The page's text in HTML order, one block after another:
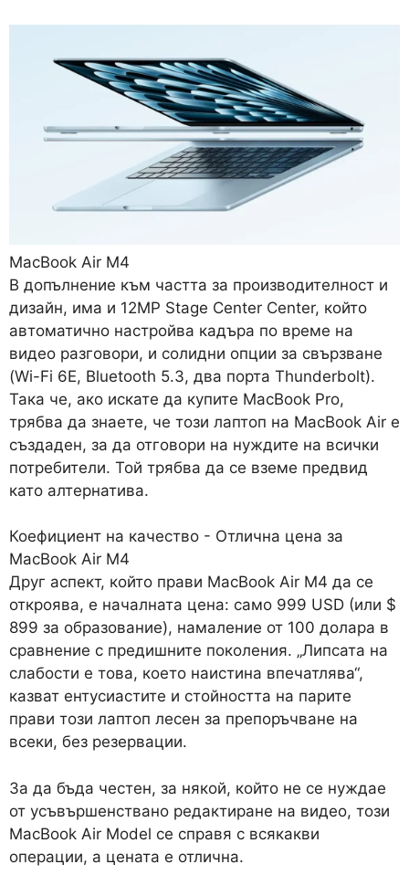
MacBook Air M4
В допълнение към частта за производителност и
дизайн, има и 12MP Stage Center Center, който
автоматично настройва кадъра по време на
видео разговори, и солидни опции за свързване
(Wi-Fi 6E, Bluetooth 5.3, два порта Thunderbolt).
Така че, ако искате да купите MacBook Pro,
трябва да знаете, че този лаптоп на MacBook Air е
създаден, за да отговори на нуждите на всички
потребители. Той трябва да се вземе предвид
като алтернатива.
Коефициент на качество - Отлична цена за
MacBook Air M4
Друг аспект, който прави MacBook Air M4 да се
откроява, е началната цена: само 999 USD (или $
899 за образование), намаление от 100 долара в
сравнение с предишните поколения. „Липсата на
слабости е това, което наистина впечатлява“,
казват ентусиастите и стойността на парите
прави този лаптоп лесен за препоръчване на
всеки, без резервации.
За да бъда честен, за някой, който не се нуждае
от усъвършенствано редактиране на видео, този
MacBook Air Model се справя с всякакви
операции, а цената е отлична.